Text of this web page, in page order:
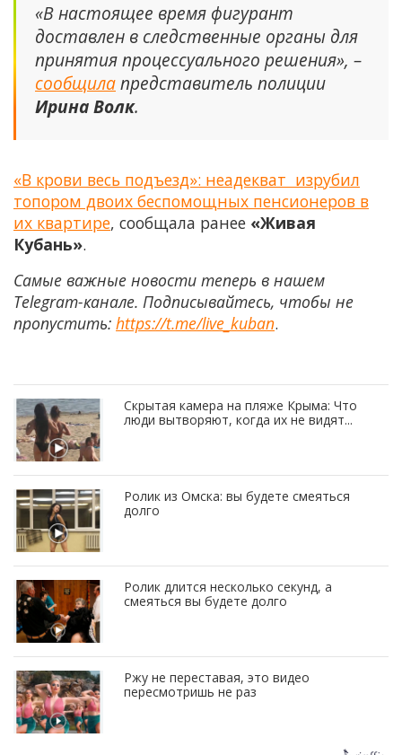
«В настоящее время фигурант
доставлен в следственные органы для
принятия процессуального решения», –
сообщилапредставитель полиции
Ирина Волк.
«В крови весь подъезд»: неадекват изрубил
топором двоих беспомощных пенсионеров в
их квартире, сообщала ранее «Живая
Кубань».
Самые важные новости теперь в нашем
Telegram-канале. Подписывайтесь, чтобы не
пропустить: https://t.me/live_kuban.
Скрытая камера на пляже Крыма: Что
люди вытворяют, когда их не видят...
Ролик из Омска: вы будете смеяться
долго
Ролик длится несколько секунд, а
смеяться вы будете долго
Ржу не переставая, это видео
пересмотришь не раз